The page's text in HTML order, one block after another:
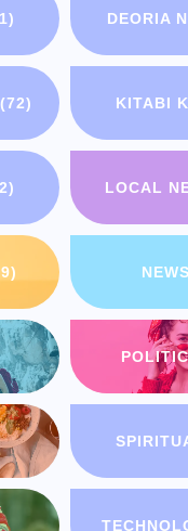
DEORIA
(72) KITABI
LOCAL
NEWS